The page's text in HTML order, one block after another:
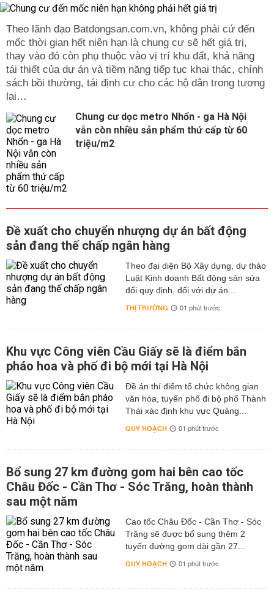
Theo lãnh đạo Batdongsan.com.vn, không phải cứ đến
mốc thời gian hết niên hạn là chung cư sẽ hết giá trị,
thay vào đó còn phụ thuộc vào vị trí khu đất, khả năng
tái thiết của dự án và tiềm năng tiếp tục khai thác, chính
sách bồi thường, tái định cư cho các hộ dân trong tương
lai…
Chung cư dọc metro Nhổn - ga Hà Nội
vẫn còn nhiều sản phẩm thứ cấp từ 60
triệu/m2
Đề xuất cho chuyển nhượng dự án bất động
sản đang thế chấp ngân hàng
Theo đại diện Bộ Xây dựng, dự thảo
Luật Kinh doanh Bất động sản sửa
đổi quy định, đối với dự án...
THỊ TRƯỜNG 01 phút trước
Khu vực Công viên Cầu Giấy sẽ là điểm bắn
pháo hoa và phố đi bộ mới tại Hà Nội
Đề án thí điểm tổ chức không gian
văn hóa, tuyến phố đi bộ phố Thành
Thái xác định khu vực Quảng...
QUY HOẠCH 01 phút trước
Bổ sung 27 km đường gom hai bên cao tốc
Châu Đốc - Cần Thơ - Sóc Trăng, hoàn thành
sau một năm
Cao tốc Châu Đốc - Cần Thơ - Sóc
Trăng sẽ được bổ sung thêm 2
tuyến đường gom dài gần 27...
QUY HOẠCH 01 phút trước